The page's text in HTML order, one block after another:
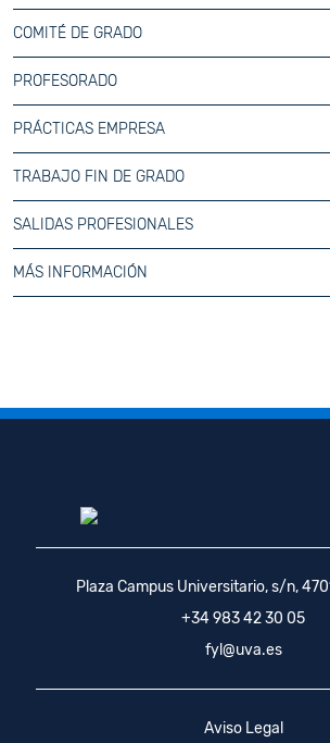
COMITÉ DE GRADO
PROFESORADO
PRÁCTICAS EMPRESA
TRABAJO FIN DE GRADO
SALIDAS PROFESIONALES
MÁS INFORMACIÓN
Plaza Campus Universitario, s/n,
+34 983 42 30 05
fyl@uva.es
Aviso Legal